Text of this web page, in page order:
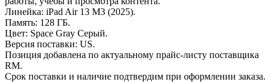
Линейка: iPad Air 13 M3 (2025).
Память: 128 ГБ.
Цвет: Space Gray Серый.
Версия поставки: US.
Позиция добавлена по актуальному прайс-листу поставщика
RM.
Срок поставки и наличие подтвердим при оформлении заказа.